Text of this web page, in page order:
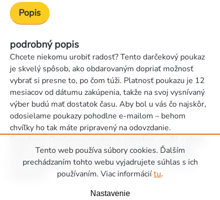
Tento web používa súbory cookies. Ďalším
prechádzaním tohto webu vyjadrujete súhlas s ich
používaním. Viac informáciítu.
Nastavenie
Popis
podrobný popis
Chcete niekomu urobiť radosť? Tento darčekový poukaz
je skvelý spôsob, ako obdarovaným dopriať možnosť
vybrať si presne to, po čom túži. Platnosť poukazu je 12
mesiacov od dátumu zakúpenia, takže na svoj vysnívaný
výber budú mať dostatok času. Aby bol u vás čo najskôr,
odosielame poukazy pohodlne e-mailom – behom
chvíľky ho tak máte pripravený na odovzdanie.
výške. Nevyčerpanú čiastku bohužiaľ nemožno vrátiť,
preto odporúčame vybrať si niečo, čo urobí radosť na